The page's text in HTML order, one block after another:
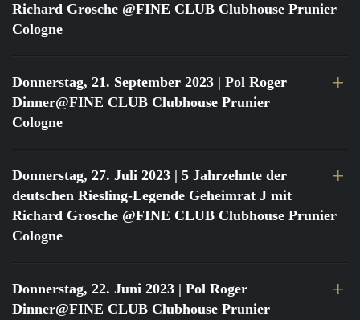
Richard Grosche @FINE CLUB Clubhouse Prunier
Cologne
Donnerstag, 21. September 2023 | Pol Roger
Dinner@FINE CLUB Clubhouse Prunier
Cologne
Donnerstag, 27. Juli 2023 | 5 Jahrzehnte der
deutschen Riesling-Legende Geheimrat J mit
Richard Grosche @FINE CLUB Clubhouse Prunier
Cologne
Donnerstag, 22. Juni 2023 | Pol Roger
Dinner@FINE CLUB Clubhouse Prunier